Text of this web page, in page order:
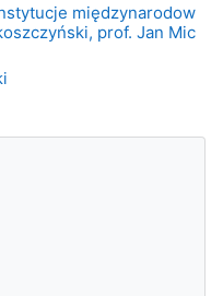
międzynarodow
prof. Jan Mic